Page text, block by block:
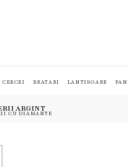
CERCEI BRATARI LANTISOARE
CU DIAMANTE
ARGINT